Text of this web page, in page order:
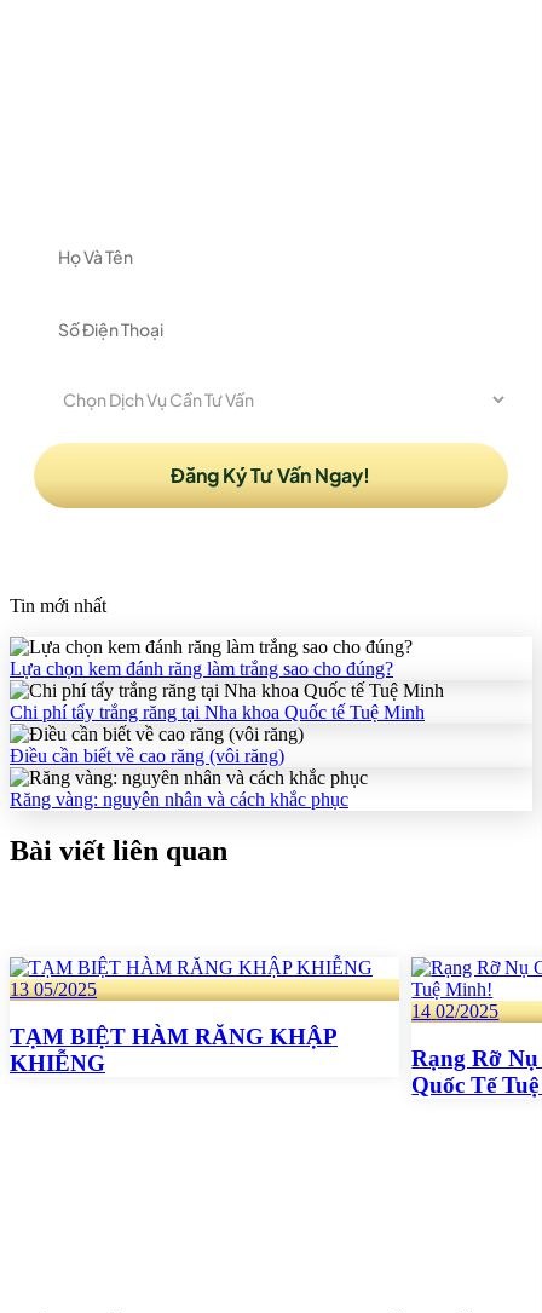
Tin mới nhất
Lựa chọn kem đánh răng làm trắng sao cho đúng?
Chi phí tẩy trắng răng tại Nha khoa Quốc tế Tuệ Minh
Điều cần biết về cao răng (vôi răng)
Răng vàng: nguyên nhân và cách khắc phục
Bài viết liên quan
13 05/2025
TẠM BIỆT HÀM RĂNG KHẬP
KHIỄNG
14 02/2025
Rạng Rỡ
Quốc Tế